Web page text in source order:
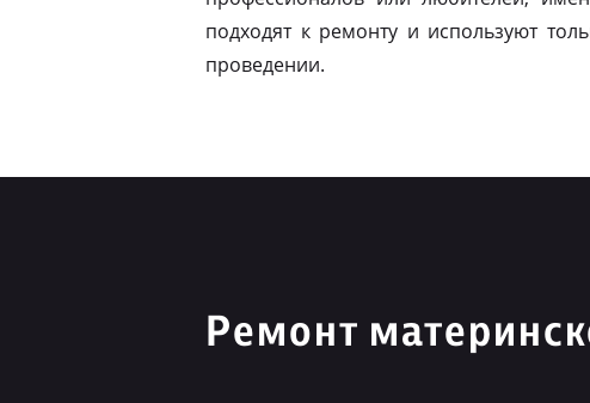
подходят к ремонту и используют
проведении.
Ремонт